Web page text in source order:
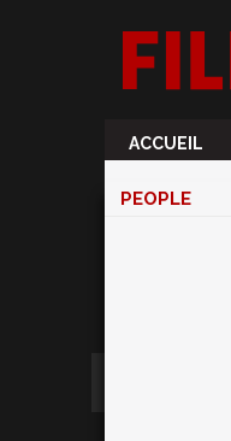
ACCUEIL
PEOPLE